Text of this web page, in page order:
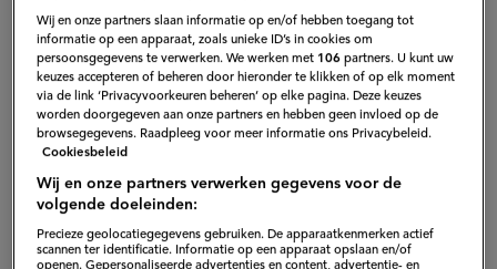
Fish & chips. De Engelsen zijn er gek op. Dit geliefde
gerecht bracht grill-koning Jord op het idee voor deze
heerlijke burger. Een super-de-luxe belegd broodje
Wij en onze partners slaan informatie op en/of hebben toegang tot
informatie op een apparaat, zoals unieke ID’s in cookies om
persoonsgegevens te verwerken. We werken met 106 partners. U kunt uw
keuzes accepteren of beheren door hieronder te klikken of op elk moment
via de link ‘Privacyvoorkeuren beheren’ op elke pagina. Deze keuzes
worden doorgegeven aan onze partners en hebben geen invloed op de
browsegegevens. Raadpleeg voor meer informatie ons Privacybeleid.
Cookiesbeleid
Wij en onze partners verwerken gegevens voor de
volgende doeleinden:
Precieze geolocatiegegevens gebruiken. De apparaatkenmerken actief
scannen ter identificatie. Informatie op een apparaat opslaan en/of
openen. Gepersonaliseerde advertenties en content, advertentie- en